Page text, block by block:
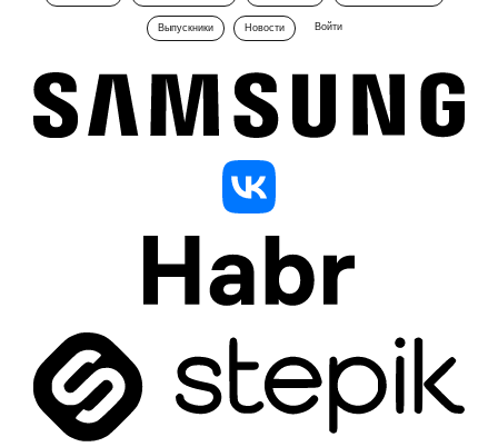
Выпускники Новости Войти